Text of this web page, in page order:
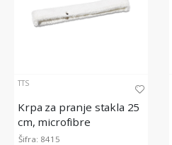
TTS
Krpa za pranje stakla 25
cm, microfibre
Šifra: 8415